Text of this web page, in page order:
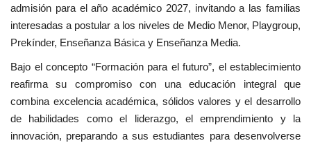
admisión para el año académico 2027, invitando a las familias
interesadas a postular a los niveles de Medio Menor, Playgroup,
Prekínder, Enseñanza Básica y Enseñanza Media.
Bajo el concepto “Formación para el futuro”, el establecimiento
reafirma su compromiso con una educación integral que
combina excelencia académica, sólidos valores y el desarrollo
de habilidades como el liderazgo, el emprendimiento y la
innovación, preparando a sus estudiantes para desenvolverse